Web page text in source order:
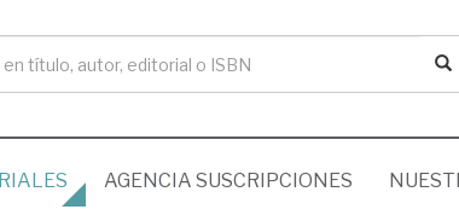
AGENCIA SUSCRIPCIONES